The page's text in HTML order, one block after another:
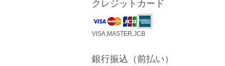
クレジットカード
VISA,MASTER,JCB
銀行振込（前払い）